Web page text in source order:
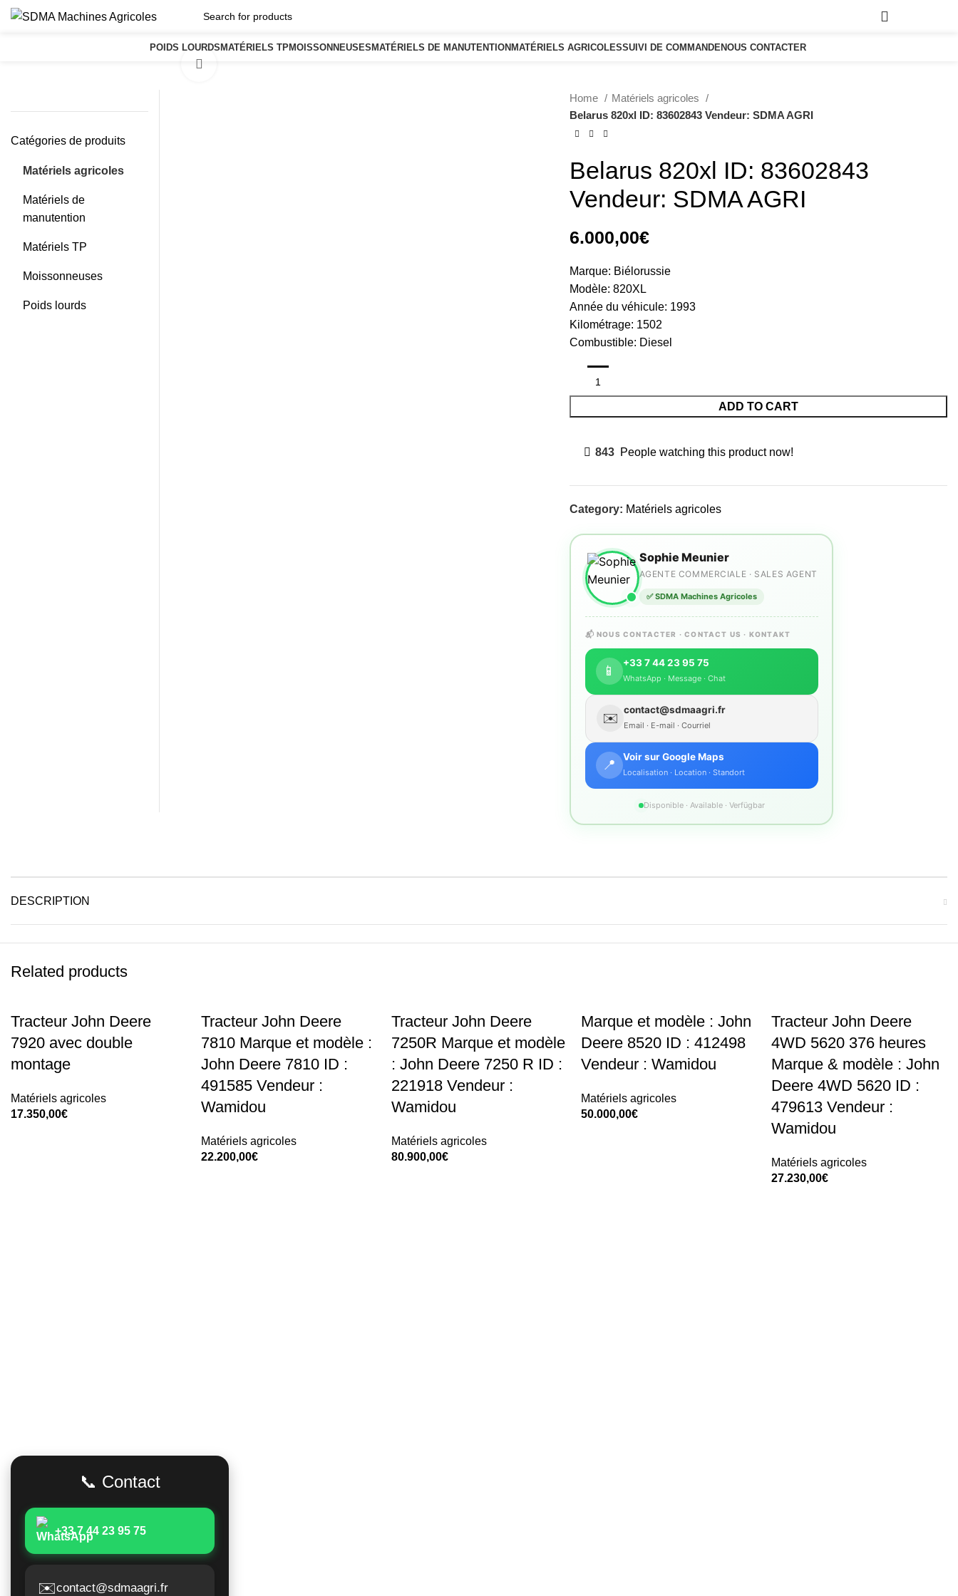
POIDS LOURDSMATÉRIELS TPMOISSONNEUSESMATÉRIELS DE MANUTENTIONMATÉRIELS AGRICOLESSUIVI DE COMMANDENOUS CONTACTER
Home
Matériels agricoles
Belarus 820xl ID: 83602843 Vendeur: SDMA AGRI
Belarus 820xl ID: 83602843
Vendeur: SDMA AGRI
6.000,00€
Marque: Biélorussie
Modèle: 820XL
Année du véhicule: 1993
Kilométrage: 1502
Combustible: Diesel
ADD TO CART
843 People watching this product now!
Category: Matériels agricoles
Sophie Meunier
AGENTE COMMERCIALE · SALES AGENT
✅ SDMA Machines Agricoles
📬 NOUS CONTACTER · CONTACT US · KONTAKT
📱
+33 7 44 23 95 75
WhatsApp · Message · Chat
✉️
contact@sdmaagri.fr
Email · E-mail · Courriel
📍
Voir sur Google Maps
Localisation · Location · Standort
Disponible · Available · Verfügbar
Catégories de produits
Matériels agricoles
Matériels de
manutention
Matériels TP
Moissonneuses
Poids lourds
DESCRIPTION
Related products
Tracteur John Deere
7920 avec double
montage
Matériels agricoles
17.350,00€
Tracteur John Deere
7810 Marque et modèle :
John Deere 7810 ID :
491585 Vendeur :
Wamidou
Matériels agricoles
22.200,00€
Tracteur John Deere
7250R Marque et modèle
: John Deere 7250 R ID :
221918 Vendeur :
Wamidou
Matériels agricoles
80.900,00€
Marque et modèle : John
Deere 8520 ID : 412498
Vendeur : Wamidou
Matériels agricoles
50.000,00€
Tracteur John Deere
4WD 5620 376 heures
Marque & modèle : John
Deere 4WD 5620 ID :
479613 Vendeur :
Wamidou
Matériels agricoles
27.230,00€
📞 Contact
+33 7 44 23 95 75
✉️contact@sdmaagri.fr